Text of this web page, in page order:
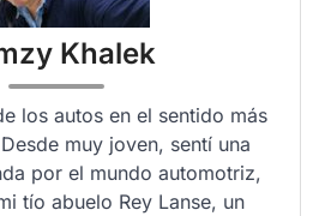
Khalek
los autos en el sentido más
muy joven, sentí una
por el mundo automotriz,
tío abuelo Rey Lanse, un